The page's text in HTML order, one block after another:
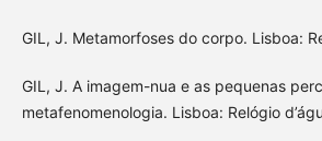
GIL, J. Metamorfoses do corpo. Lisboa:
GIL, J. A imagem-nua e as pequenas
metafenomenologia. Lisboa: Relógio